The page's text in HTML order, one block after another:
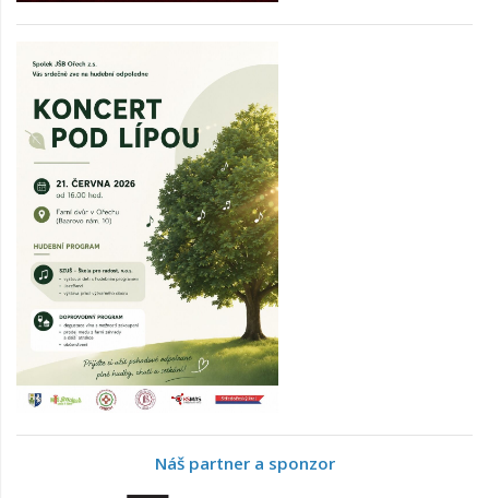
Náš partner a sponzor